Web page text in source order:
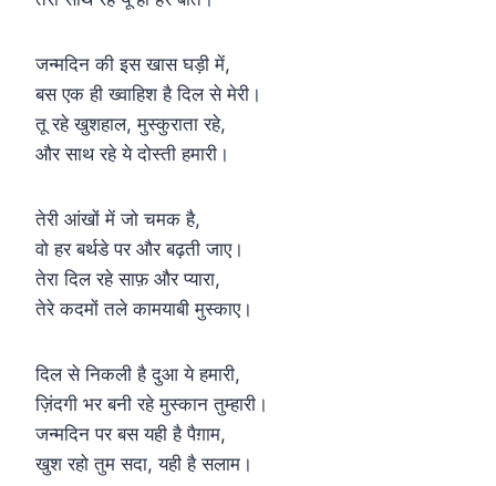
जन्मदिन की इस खास घड़ी में,
बस एक ही ख्वाहिश है दिल से मेरी।
तू रहे खुशहाल, मुस्कुराता रहे,
और साथ रहे ये दोस्ती हमारी।
तेरी आंखों में जो चमक है,
वो हर बर्थडे पर और बढ़ती जाए।
तेरा दिल रहे साफ़ और प्यारा,
तेरे कदमों तले कामयाबी मुस्काए।
दिल से निकली है दुआ ये हमारी,
ज़िंदगी भर बनी रहे मुस्कान तुम्हारी।
जन्मदिन पर बस यही है पैग़ाम,
खुश रहो तुम सदा, यही है सलाम।